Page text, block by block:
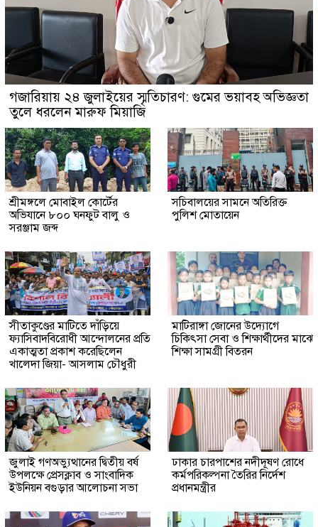
গজারিয়ায় ২৪ জুলাইয়ের স্মৃতিচারণ: গুমের ভয়াবহ অভিজ্ঞতা
তুলে ধরলেন মারুফ মিয়াজি
শ্রীমঙ্গলে মোবাইল কোর্টের
অভিযানে ৮০০ ঘনফুট বালু ও
সরঞ্জাম জব্দ
সচিবালয়ের সামনে অতিরিক্ত
পুলিশ মোতায়েন
সীতাকুণ্ডের মাটিতে দাঁড়িয়ে
ফ্যাসিবাদবিরোধী আন্দোলনের প্রতি
একাত্মতা প্রকাশ করেছিলেন
খালেদা জিয়া- আসলাম চৌধুরী
মাটিরাঙ্গা জোনের উদ্যোগে
চিকিৎসা সেবা ও শিক্ষার্থীদের মাঝে
শিক্ষা সামগ্রী বিতরন
জুলাই গণঅভ্যুত্থানের দ্বিতীয় বর্ষ
উপলক্ষে প্রেসক্লাব ও সাংবাদিক
ইউনিয়ন বগুড়ার আলোচনা সভা
ঢাকার চারপাশের নদীদূষণ রোধে
কর্মপরিকল্পনা তৈরির নির্দেশ
প্রধানমন্ত্রীর